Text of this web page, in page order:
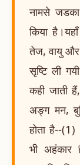
नामसे
किया
तेज, वायु
सृष्टि ली
कही जाती
अङ्ग मन,
होता है--
भी